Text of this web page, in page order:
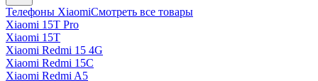
Телефоны XiaomiСмотреть все товары
Xiaomi 15T Pro
Xiaomi 15T
Xiaomi Redmi 15 4G
Xiaomi Redmi 15C
Xiaomi Redmi A5